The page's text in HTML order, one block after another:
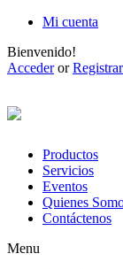
Mi cuenta
Bienvenido!
Accederor
Productos
Servicios
Eventos
Quienes
Contáctenos
Menu